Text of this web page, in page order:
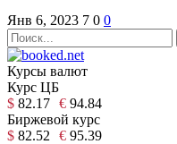
Янв 6, 2023 7 0 0
Курсы валют
Курс ЦБ
$ 82.17 € 94.84
Биржевой курс
$ 82.52 € 95.39